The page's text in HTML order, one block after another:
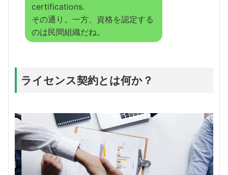
certifications.
その通り。一方、資格を認定する
のは民間組織だね。
ライセンス契約とは何か？